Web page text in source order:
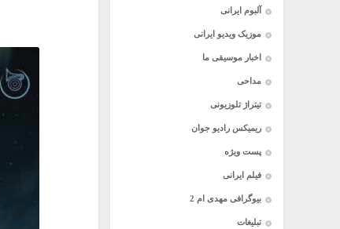
آلبوم ایرانی
موزیک ویدیو ایرانی
اخبار موسیقی ما
مداحی
تیتراژ تلوزیونی
ریمیکس رادیو جوان
پست ویژه
فیلم ایرانی
بیوگرافی مهدی ام 2
تبلیغات